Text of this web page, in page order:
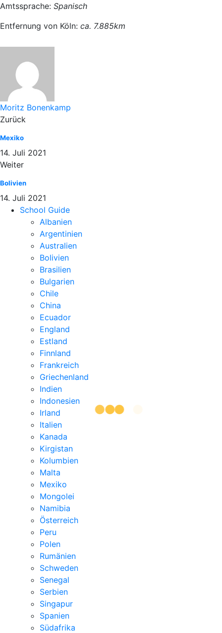
Amtssprache: Spanisch
Entfernung von Köln: ca. 7.885km
Moritz Bonenkamp
Zurück
Mexiko
14. Juli 2021
Weiter
Bolivien
14. Juli 2021
School Guide
Albanien
Argentinien
Australien
Bolivien
Brasilien
Bulgarien
Chile
China
Ecuador
England
Estland
Finnland
Frankreich
Griechenland
Indien
Indonesien
Irland
Italien
Kanada
Kirgistan
Kolumbien
Malta
Mexiko
Mongolei
Namibia
Österreich
Peru
Polen
Rumänien
Schweden
Senegal
Serbien
Singapur
Spanien
Südafrika